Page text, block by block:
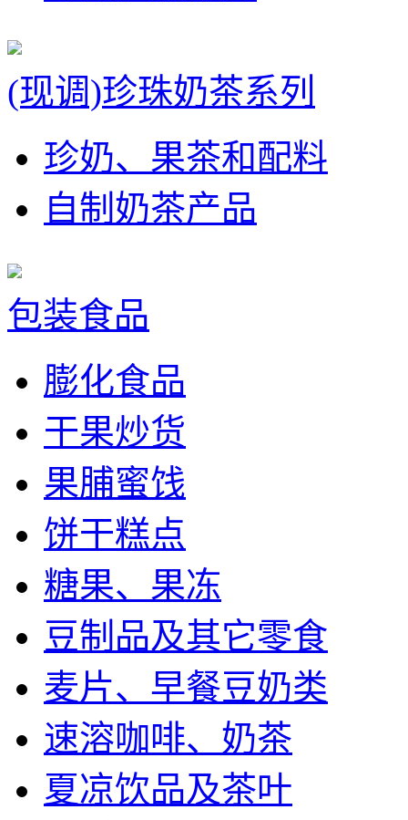
(现调)珍珠奶茶系列
珍奶、果茶和配料
自制奶茶产品
包装食品
膨化食品
干果炒货
果脯蜜饯
饼干糕点
糖果、果冻
豆制品及其它零食
麦片、早餐豆奶类
速溶咖啡、奶茶
夏凉饮品及茶叶